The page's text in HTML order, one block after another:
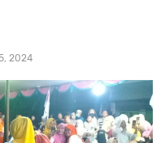
2024